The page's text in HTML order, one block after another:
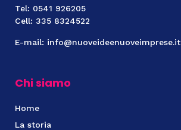
Tel: 0541 926205
Cell: 335 8324522
E-mail: info@nuoveideenuoveimprese.it
Chi siamo
Home
La storia